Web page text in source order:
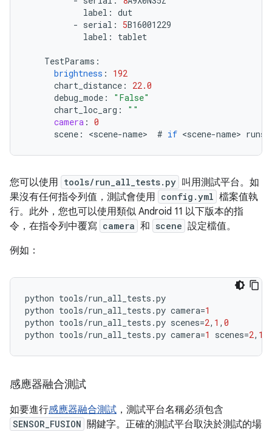
label : dut
- serial : 5B16001229
label : tablet
TestParams :
brightness :
192
chart_distance :
22.0
debug_mode :
"False"
chart_loc_arg :
""
camera : 0
scene : <scene-name> # if <scene-name> runs
您可以使用 tools/run_all_tests.py 叫用測試平台。如
果沒有任何指令列值，測試會使用 config.yml 檔案值執
行。此外，您也可以使用類似 Android 11 以下版本的指
令，在指令列中覆寫 camera 和 scene 設定檔值。
例如：
python tools/run_all_tests .py
python tools/run_all_tests .py camera=1
python tools/run_all_tests .py scenes=2, 1 , 0
python tools/run_all_tests .py camera=1 scenes=2, 1
感應器融合測試
如要進行感應器融合測試 ，測試平台名稱必須包含
SENSOR_FUSION 關鍵字。正確的測試平台取決於測試的場